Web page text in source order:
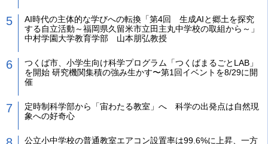
AI時代の主体的な学びへの転換「第4回 生成AIと郷土を探究
する自立活動～福岡県久留米市立田主丸中学校の取組から～」
中村学園大学教育学部 山本朋弘教授
つくば市、小学生向け科学プログラム「つくばまるごとLAB」
を開始 研究機関集積の強み生かす〜第1回イベントを8/29に開
催
定時制科学部から「宙わたる教室」へ 科学の出発点は自然現
象への好奇心
公立小中学校の普通教室エアコン設置率は99.6%に上昇、一方